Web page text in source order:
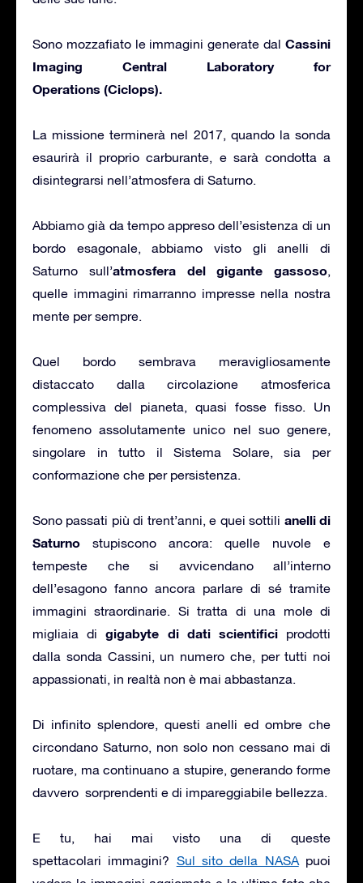
Sono mozzafiato le immagini generate dal Cassini
Imaging Central Laboratory for
Operations (Ciclops).
La missione terminerà nel 2017, quando la sonda
esaurirà il proprio carburante, e sarà condotta a
disintegrarsi nell’atmosfera di Saturno.
Abbiamo già da tempo appreso dell’esistenza di un
bordo esagonale, abbiamo visto gli anelli di
Saturno sull’atmosfera del gigante gassoso,
quelle immagini rimarranno impresse nella nostra
mente per sempre.
Quel bordo sembrava meravigliosamente
distaccato dalla circolazione atmosferica
complessiva del pianeta, quasi fosse fisso. Un
fenomeno assolutamente unico nel suo genere,
singolare in tutto il Sistema Solare, sia per
conformazione che per persistenza.
Sono passati più di trent’anni, e quei sottili anelli di
Saturno stupiscono ancora: quelle nuvole e
tempeste che si avvicendano all’interno
dell’esagono fanno ancora parlare di sé tramite
immagini straordinarie. Si tratta di una mole di
migliaia digigabyte di dati scientificiprodotti
dalla sonda Cassini, un numero che, per tutti noi
appassionati, in realtà non è mai abbastanza.
Di infinito splendore, questi anelli ed ombre che
circondano Saturno, non solo non cessano mai di
ruotare, ma continuano a stupire, generando forme
davvero sorprendenti e di impareggiabile bellezza.
E tu, hai mai visto una di queste
spettacolari immagini? Sul sito della NASApuoi